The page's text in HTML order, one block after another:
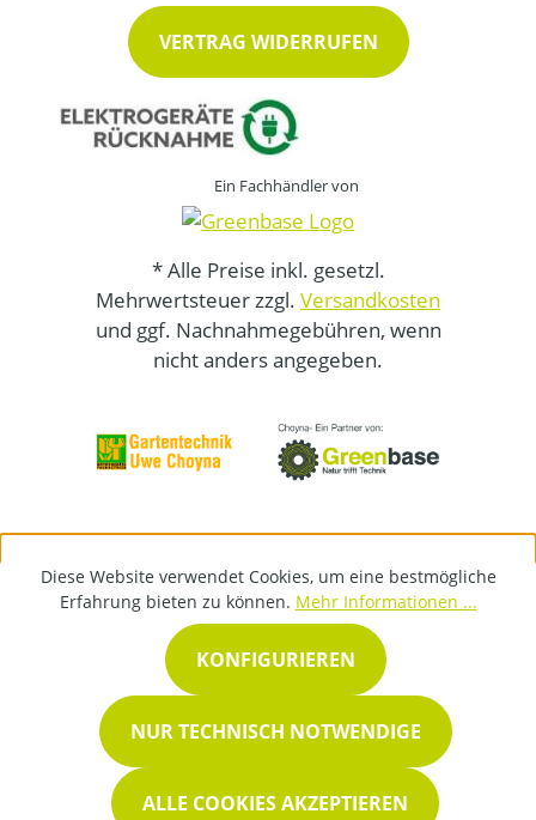
VERTRAG WIDERRUFEN
Ein Fachhändler von
* Alle Preise inkl. gesetzl.
Mehrwertsteuer zzgl. Versandkosten
und ggf. Nachnahmegebühren, wenn
nicht anders angegeben.
Diese Website verwendet Cookies, um eine bestmögliche
Erfahrung bieten zu können. Mehr Informationen ...
NUR TECHNISCH NOTWENDIGE
KONFIGURIEREN
ALLE COOKIES AKZEPTIEREN